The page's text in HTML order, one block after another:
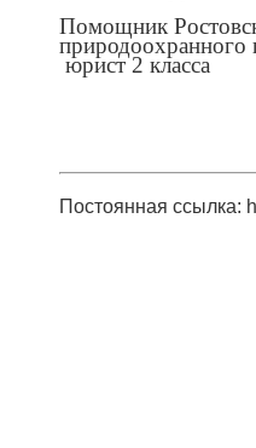
Помощник
юрист
Постоянная ссылка: